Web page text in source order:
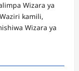
Wizara ya
kamili,
Wizara ya